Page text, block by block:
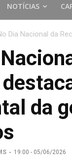
NOTÍCIAS
Dia Nacional da
da
- 19:00 - 05/06/2026